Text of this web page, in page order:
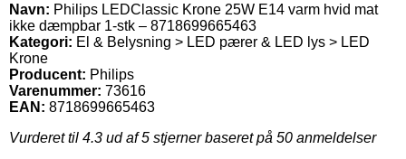
Navn: Philips LEDClassic Krone 25W E14 varm hvid mat
ikke dæmpbar 1-stk – 8718699665463
Kategori: El & Belysning > LED pærer & LED lys > LED
Krone
Producent: Philips
Varenummer: 73616
EAN: 8718699665463
Vurderet til 4.3 ud af 5 stjerner baseret på 50 anmeldelser